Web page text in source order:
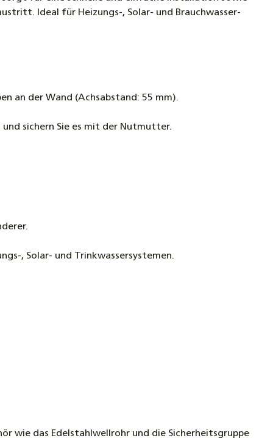
Ideal für Heizungs-, Solar- und Brauchwasser-
an der Wand (Achsabstand: 55 mm).
sichern Sie es mit der Nutmutter.
, Solar- und Trinkwassersystemen.
wie das Edelstahlwellrohr und die Sicherheitsgruppe